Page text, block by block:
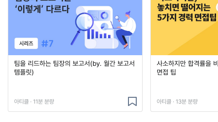
팀을 리드하는 팀장의 보고서(by. 월간 보고서
템플릿)
아티클 · 11분 분량
사소하지만 합격률을
면접 팁
아티클 · 13분 분량